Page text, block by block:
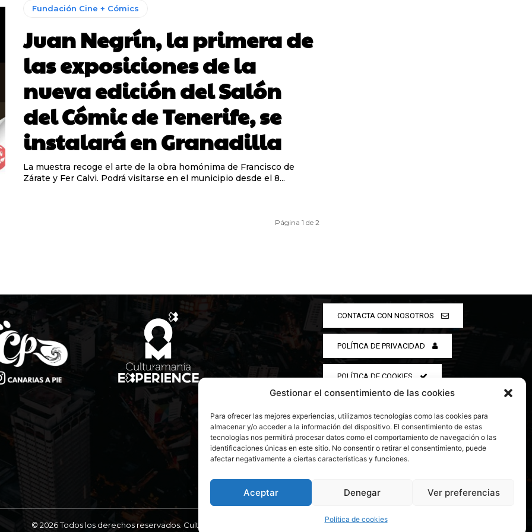
Gestionar el consentimiento de las cookies
Para ofrecer las mejores experiencias, utilizamos tecnologías como las cookies para
almacenar y/o acceder a la información del dispositivo. El consentimiento de estas
tecnologías nos permitirá procesar datos como el comportamiento de navegación o las
identificaciones únicas en este sitio. No consentir o retirar el consentimiento, puede
afectar negativamente a ciertas características y funciones.
Aceptar Denegar Ver preferencias
Política de cookies
Fundación Cine + Cómics
Juan Negrín, la primera de
las exposiciones de la
nueva edición del Salón
del Cómic de Tenerife, se
instalará en Granadilla
La muestra recoge el arte de la obra homónima de Francisco de
Zárate y Fer Calvi. Podrá visitarse en el municipio desde el 8...
Página 1 de 2
CONTACTA CON NOSOTROS
POLÍTICA DE PRIVACIDAD
POLÍTICA DE COOKIES
© 2026 Todos los derechos reservados. Culturamanía